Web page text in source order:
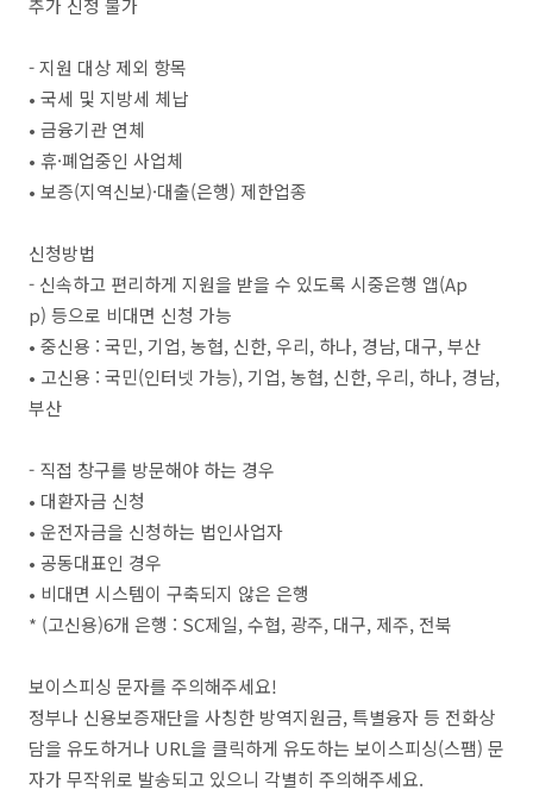
추가 신청 불가
- 지원 대상 제외 항목
• 국세 및 지방세 체납
• 금융기관 연체
• 휴·폐업중인 사업체
• 보증(지역신보)·대출(은행) 제한업종
신청방법
- 신속하고 편리하게 지원을 받을 수 있도록 시중은행 앱(Ap
p) 등으로 비대면 신청 가능
• 중신용 : 국민, 기업, 농협, 신한, 우리, 하나, 경남, 대구, 부산
• 고신용 : 국민(인터넷 가능), 기업, 농협, 신한, 우리, 하나, 경남,
부산
- 직접 창구를 방문해야 하는 경우
• 대환자금 신청
• 운전자금을 신청하는 법인사업자
• 공동대표인 경우
• 비대면 시스템이 구축되지 않은 은행
* (고신용)6개 은행 : SC제일, 수협, 광주, 대구, 제주, 전북
보이스피싱 문자를 주의해주세요!
정부나 신용보증재단을 사칭한 방역지원금, 특별융자 등 전화상
담을 유도하거나 URL을 클릭하게 유도하는 보이스피싱(스팸) 문
자가 무작위로 발송되고 있으니 각별히 주의해주세요.